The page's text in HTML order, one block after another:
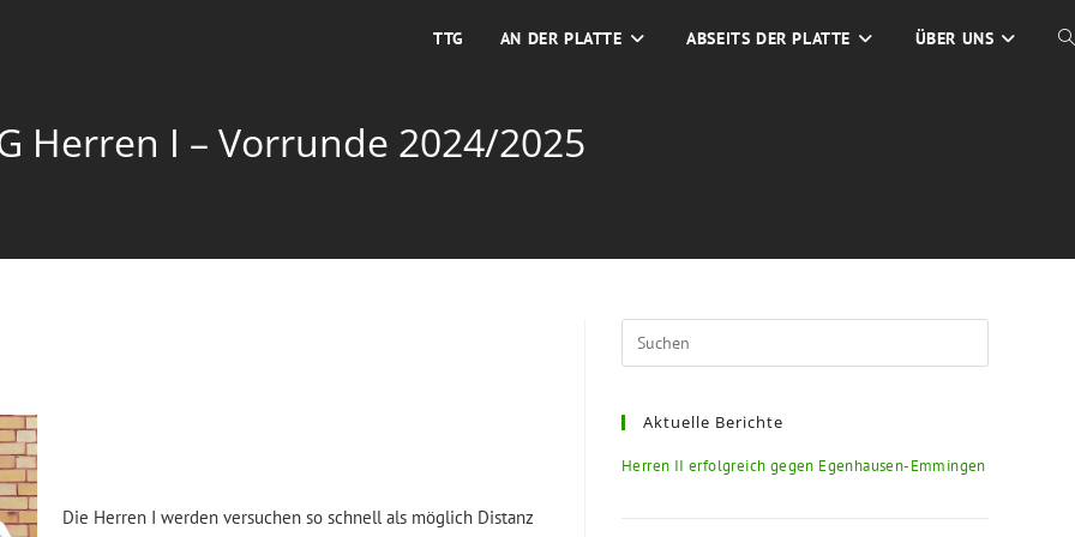
TTG AN DER PLATTE ABSEITS DER PLATTE ÜBER UNS
Herren I – Vorrunde 2024/2025
Die Herren I werden versuchen so schnell als möglich Distanz
Aktuelle Berichte
Herren II erfolgreich gegen Egenhausen-Emmingen